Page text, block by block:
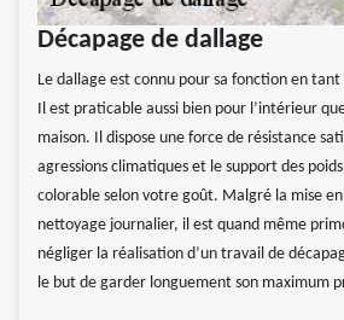
Décapage de dallage
Le dallage est connu pour sa fonction en
Il est praticable aussi bien pour l’intérieur
maison. Il dispose une force de résistance
agressions climatiques et le support des
colorable selon votre goût. Malgré la mise
nettoyage journalier, il est quand même
négliger la réalisation d’un travail de
le but de garder longuement son maximum